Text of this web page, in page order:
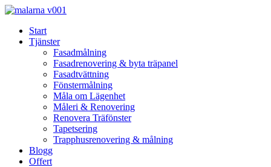
Skip
contentStart
Tjänster
Fasadmålning
Fasadrenovering & byta träpanel
Fasadtvättning
Fönstermålning
Måla om Lägenhet
Måleri & Renovering
Renovera Träfönster
Tapetsering
Trapphusrenovering & målning
Blogg
Offert